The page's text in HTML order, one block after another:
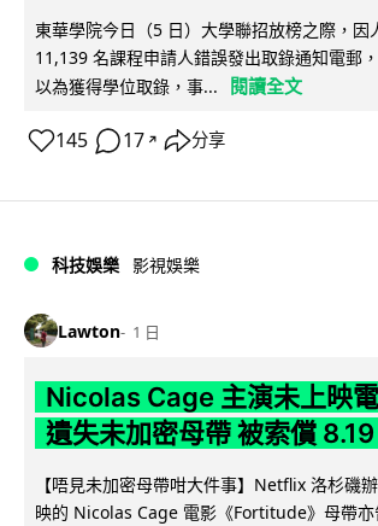
東華學院今日（5 日）大學聯招放榜之際，因
11,139 名課程申請人錯誤發出取錄通知電郵
以為獲得學位取錄，事...
閱讀全文
145 17 ↗ 分享
科技娛樂 影視娛樂
Lawton 1 日
Nicolas Cage 主演未上映
遺失未加密母帶 被索償
【唔見未加密母帶咁大件事】Netflix 洛杉磯
映的 Nicolas Cage 電影《Fortitude》母帶亦